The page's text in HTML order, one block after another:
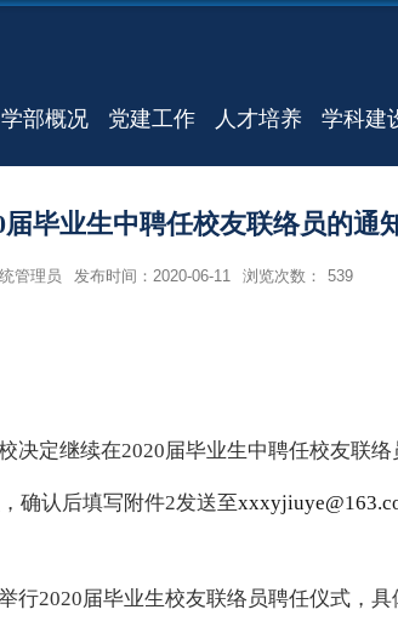
学部概况 党建工作 人才培养 学科建
届毕业生中聘任校友联络员的通
管理员 发布时间：2020-06-11 浏览次数： 539
决定继续在2020届毕业生中聘任校友联
确认后填写附件2发送至
行2020届毕业生校友联络员聘任仪式，具